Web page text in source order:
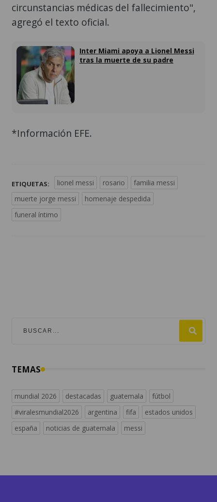
circunstancias médicas del fallecimiento",
agregó el texto oficial.
Inter Miami apoya a Lionel Messi
tras la muerte de su padre
*Información EFE.
ETIQUETAS: lionel messi rosario
familia messi
muerte jorge messi
homenaje despedida
funeral íntimo
TEMAS
mundial 2026 destacadas guatemala
fútbol
#viralesmundial2026
argentina fifa
estados unidos
españa
noticias de guatemala messi